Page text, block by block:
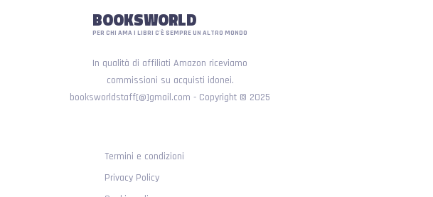
BOOKSWORLD
PER CHI AMA I LIBRI C'È SEMPRE UN ALTRO MONDO
In qualità di affiliati Amazon riceviamo
commissioni su acquisti idonei.
booksworldstaff[@]gmail.com - Copyright © 2025
Termini e condizioni
Privacy Policy